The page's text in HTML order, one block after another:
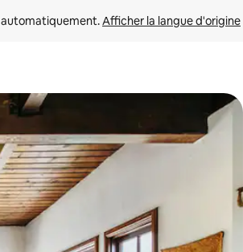
Afficher la langue d'origine